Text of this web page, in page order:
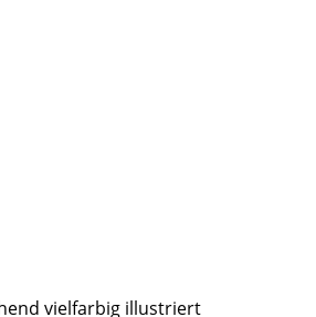
vielfarbig illustriert